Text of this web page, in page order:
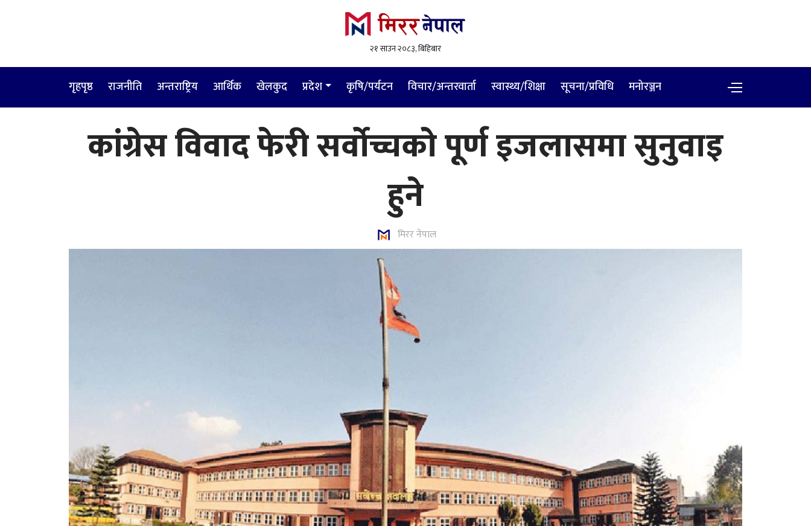
२१ साउन २०८३, बिहिबार
गृहपृष्ठ राजनीति अन्तराष्ट्रिय आर्थिक खेलकुद प्रदेश कृषि/पर्यटन विचार/अन्तरवार्ता स्वास्थ्य/शिक्षा सूचना/प्रविधि मनोरञ्जन
कांग्रेस विवाद फेरी सर्वोच्चको पूर्ण इजलासमा सुनुवाइ
हुने
मिरर नेपाल